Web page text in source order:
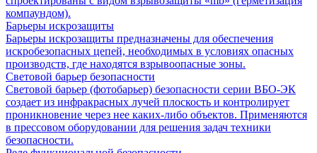
компаундом).
Барьеры искрозащиты
Барьеры искрозащиты предназначены для обеспечения
искробезопасных цепей, необходимых в условиях опасных
производств, где находятся взрывоопасные зоны.
Световой барьер безопасности
Световой барьер (фотобарьер) безопасности серии ВБО-ЭК
создает из инфракрасных лучей плоскость и контролирует
проникновение через нее каких-либо объектов. Применяются
в прессовом оборудовании для решения задач техники
безопасности.